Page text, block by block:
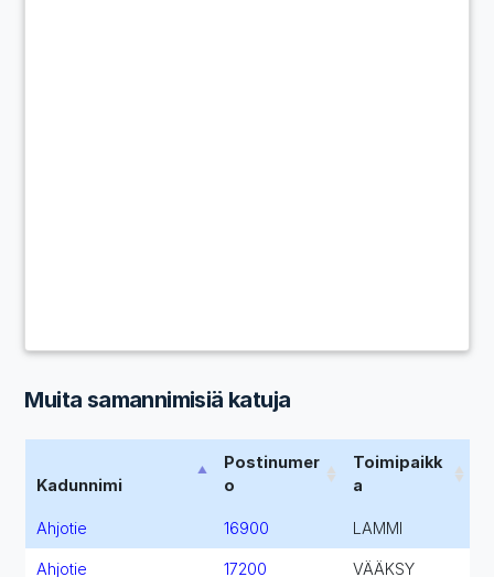
Muita samannimisiä katuja
Kadunnimi
Postinumer
o
Toimipaikk
a
Ahjotie 16900 LAMMI
Ahjotie 17200 VÄÄKSY